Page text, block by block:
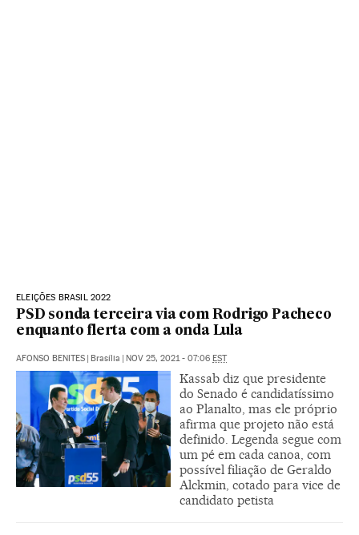
ELEIÇÕES BRASIL 2022
PSD sonda terceira via com Rodrigo Pacheco
enquanto flerta com a onda Lula
AFONSO BENITES Brasília NOV 25, 2021 - 07:06 EST
Kassab diz que presidente
do Senado é candidatíssimo
ao Planalto, mas ele próprio
afirma que projeto não está
definido. Legenda segue com
um pé em cada canoa, com
possível filiação de Geraldo
Alckmin, cotado para vice de
candidato petista